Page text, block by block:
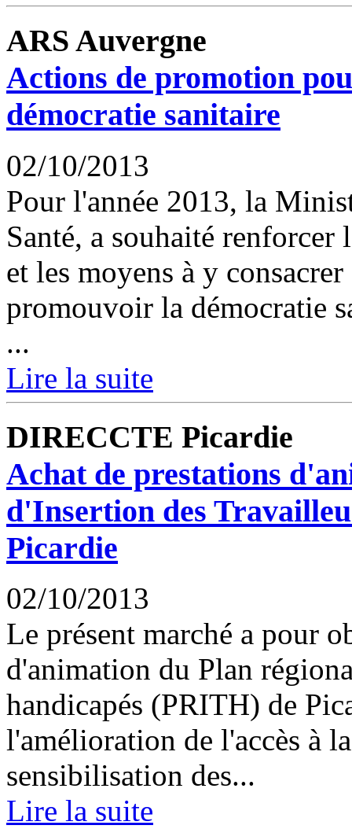
ARS Auvergne
Actions de promotion
démocratie sanitaire
02/10/2013
Pour l'année 2013, la
Santé, a souhaité renforcer
et les moyens à y
promouvoir la démocratie
...
Lire la suite
DIRECCTE Picardie
Achat de prestations
d'Insertion des
Picardie
02/10/2013
Le présent marché a pour
d'animation du Plan
handicapés (PRITH) de
l'amélioration de l'accès à
sensibilisation des...
Lire la suite